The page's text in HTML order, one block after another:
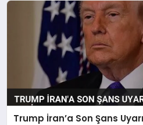
Trump İran’a Son Şans